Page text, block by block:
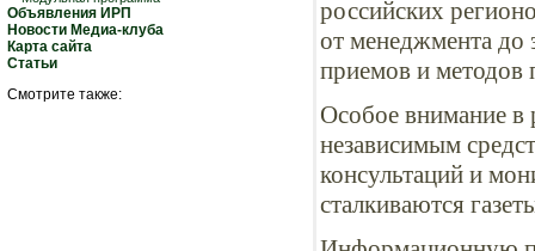
Объявления ИРП
Новости Медиа-клуба
Карта сайта
Статьи
Смотрите также:
российских
от менеджмента до
приемов и методов
Особое внимание в
независимым
консультаций и
сталкиваются